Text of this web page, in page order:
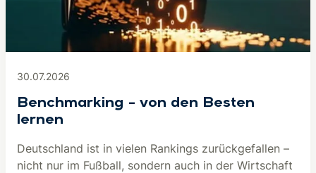
30.07.2026
Benchmarking – von den Besten
lernen
Deutschland ist in vielen Rankings zurückgefallen –
nicht nur im Fußball, sondern auch in der Wirtschaft